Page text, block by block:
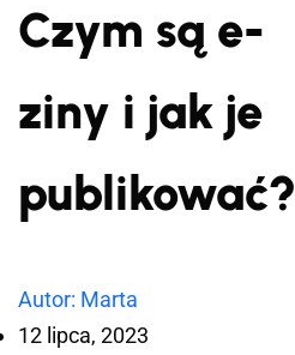
Czym są e-
ziny i jak je
publikować?
Autor: Marta
12 lipca, 2023